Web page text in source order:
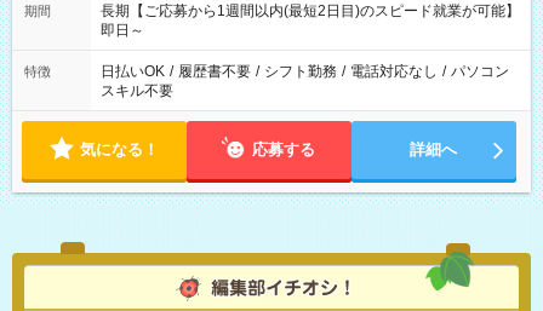
期間
長期【ご応募から1週間以内(最短2日目)のスピード就業が可能】
即日～
特徴 日払いOK / 履歴書不要 / シフト勤務 / 電話対応なし / パソコン
スキル不要
気になる！ 応募する 詳細へ